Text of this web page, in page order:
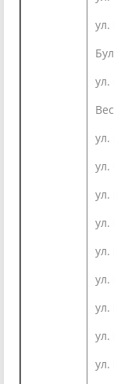
ул.
ул.
ул.
ул.
ул.
ул.
ул.
ул.
ул.
ул.
ул.